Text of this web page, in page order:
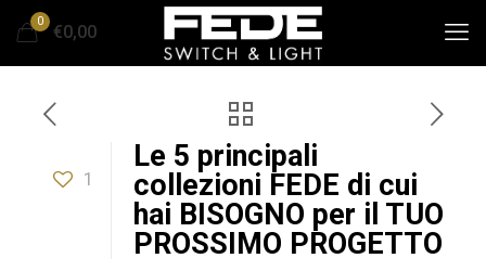
0
€0,00
1
Le 5 principali
collezioni FEDE di cui
hai BISOGNO per il TUO
PROSSIMO PROGETTO